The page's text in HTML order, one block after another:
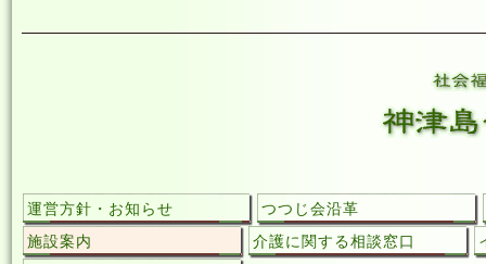
運営方針・お知らせ
つつじ会沿革
施設案内
介護に関する相談窓口